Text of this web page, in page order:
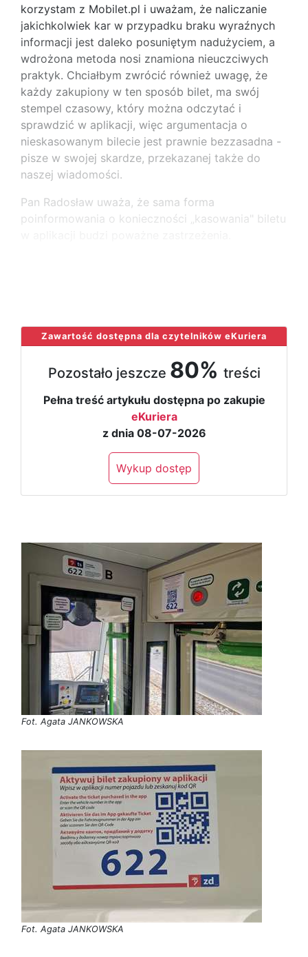
korzystam z Mobilet.pl i uważam, że naliczanie
jakichkolwiek kar w przypadku braku wyraźnych
informacji jest daleko posuniętym nadużyciem, a
wdrożona metoda nosi znamiona nieuczciwych
praktyk. Chciałbym zwrócić również uwagę, że
każdy zakupiony w ten sposób bilet, ma swój
stempel czasowy, który można odczytać i
sprawdzić w aplikacji, więc argumentacja o
nieskasowanym bilecie jest prawnie bezzasadna -
pisze w swojej skardze, przekazanej także do
naszej wiadomości.
Pan Radosław uważa, że sama forma
poinformowania o konieczności „kasowania" biletu
Zawartość dostępna dla czytelników eKuriera
Pozostało jeszcze 80% treści
Pełna treść artykułu dostępna po zakupie
eKuriera
z dnia 08-07-2026
Wykup dostęp
Fot. Agata JANKOWSKA
Fot. Agata JANKOWSKA